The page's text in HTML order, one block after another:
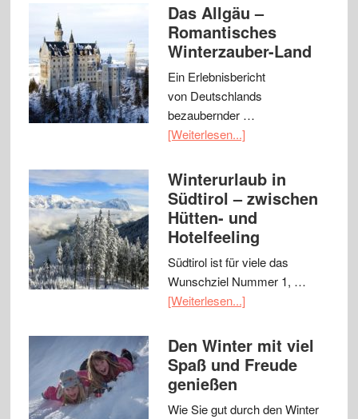
Das Allgäu –
Romantisches
Winterzauber-Land
Ein Erlebnisbericht
von Deutschlands
bezaubernder …
[Weiterlesen...]
Winterurlaub in
Südtirol – zwischen
Hütten- und
Hotelfeeling
Südtirol ist für viele das
Wunschziel Nummer 1, …
[Weiterlesen...]
Den Winter mit viel
Spaß und Freude
genießen
Wie Sie gut durch den Winter